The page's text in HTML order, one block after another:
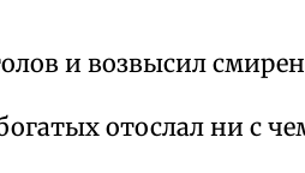
и возвысил
отослал ни с